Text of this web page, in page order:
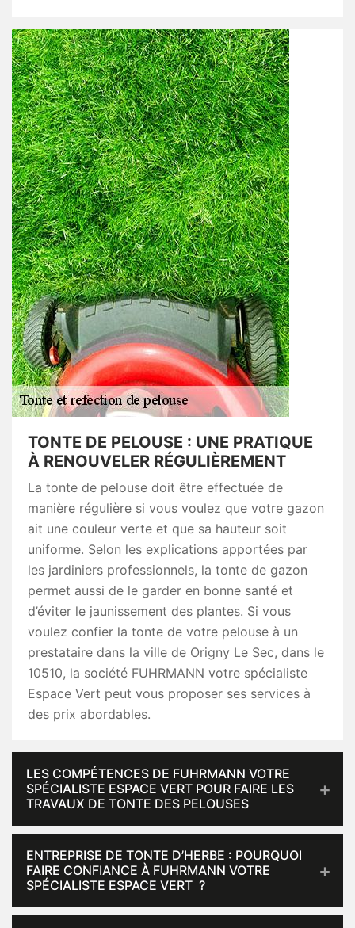
TONTE DE PELOUSE : UNE PRATIQUE
À RENOUVELER RÉGULIÈREMENT
La tonte de pelouse doit être effectuée de
manière régulière si vous voulez que votre gazon
ait une couleur verte et que sa hauteur soit
uniforme. Selon les explications apportées par
les jardiniers professionnels, la tonte de gazon
permet aussi de le garder en bonne santé et
d’éviter le jaunissement des plantes. Si vous
voulez confier la tonte de votre pelouse à un
prestataire dans la ville de Origny Le Sec, dans le
10510, la société FUHRMANN votre spécialiste
Espace Vert peut vous proposer ses services à
des prix abordables.
LES COMPÉTENCES DE FUHRMANN VOTRE
SPÉCIALISTE ESPACE VERT POUR FAIRE LES
TRAVAUX DE TONTE DES PELOUSES
ENTREPRISE DE TONTE D’HERBE : POURQUOI
FAIRE CONFIANCE À FUHRMANN VOTRE
SPÉCIALISTE ESPACE VERT ?